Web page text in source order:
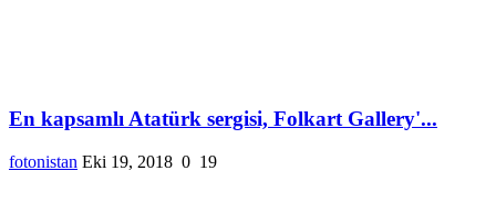
En kapsamlı Atatürk sergisi, Folkart Gallery'...
fotonistan Eki 19, 2018 0 19